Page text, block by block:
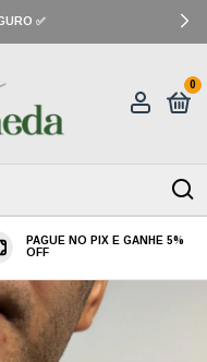
✅
0
PAGUE NO PIX E GANHE 5%
OFF